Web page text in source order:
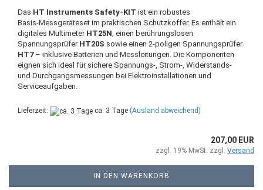
Das HT Instruments Safety‑KIT ist ein robustes
Basis‑Messgeräteset im praktischen Schutzkoffer. Es enthält ein
digitales Multimeter HT25N, einen berührungslosen
Spannungsprüfer HT20S sowie einen 2‑poligen Spannungsprüfer
HT7– inklusive Batterien und Messleitungen. Die Komponenten
eignen sich ideal für sichere Spannungs‑, Strom‑, Widerstands‑
und Durchgangsmessungen bei Elektroinstallationen und
Serviceaufgaben.
Lieferzeit: ca. 3 Tage (Ausland abweichend)
207,00 EUR
zzgl. 19% MwSt. zzgl. Versand
IN DEN WARENKORB